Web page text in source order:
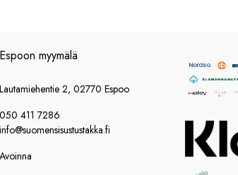
Espoon myymälä
Lautamiehentie 2, 02770 Espoo
050 411 7286
info@suomensisustustakka.fi
Avoinna